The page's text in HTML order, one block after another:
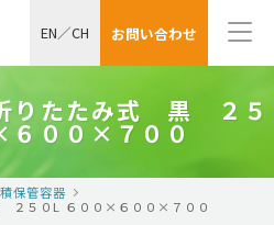
お問い合わせ
EN／CH
りたたみ式 黒 ２５
６００×７００
保管容器
５０L ６００×６００×７００